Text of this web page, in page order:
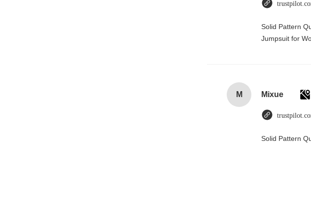
Solid Pattern
Jumpsuit for
M Mixue
Solid Pattern